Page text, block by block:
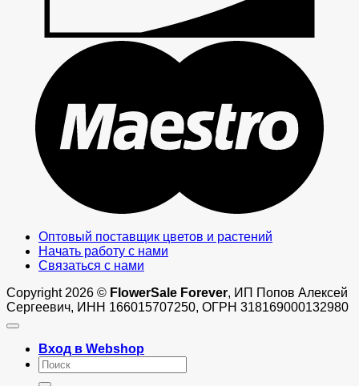
Оптовый поставщик цветов и растений
Начать работу с нами
Связаться с нами
Copyright 2026 © FlowerSale Forever, ИП Попов Алексей
Сергеевич, ИНН 166015707250, ОГРН 318169000132980
Вход в Webshop
Искать: